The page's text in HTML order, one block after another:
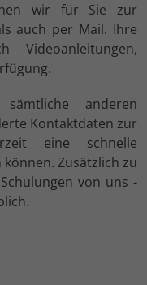
wir für Sie zur
auch per Mail. Ihre
Videoanleitungen,
anderen
Kontaktdaten zur
eine schnelle
Zusätzlich zu
von uns -